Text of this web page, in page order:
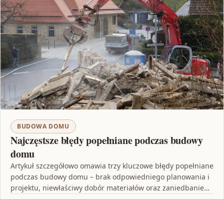
BUDOWA DOMU
Najczęstsze błędy popełniane podczas budowy
domu
Artykuł szczegółowo omawia trzy kluczowe błędy popełniane
podczas budowy domu – brak odpowiedniego planowania i
projektu, niewłaściwy dobór materiałów oraz zaniedbanie